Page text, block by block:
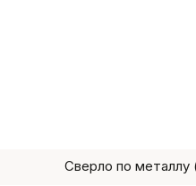
Сверло по металлу